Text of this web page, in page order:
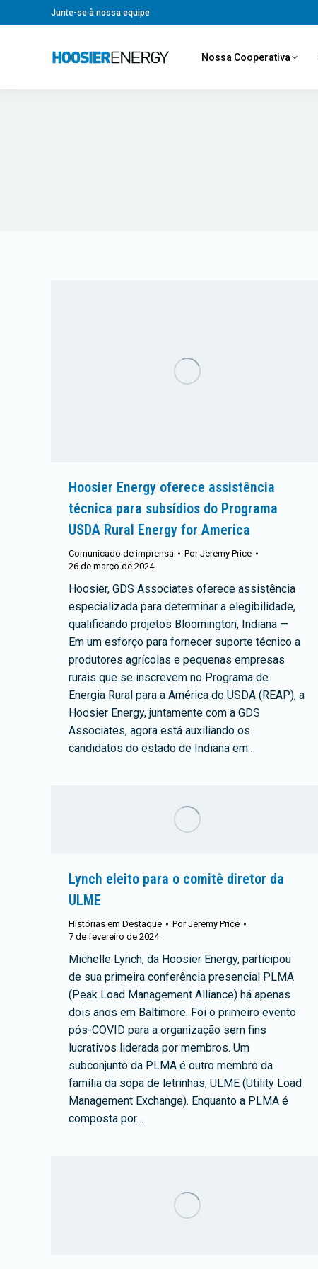
Junte-se à nossa equipe
Nossa Cooperativa
Hoosier Energy oferece assistência
técnica para subsídios do Programa
USDA Rural Energy for America
Comunicado de imprensa PorJeremy Price
26 de março de 2024
Hoosier, GDS Associates oferece assistência
especializada para determinar a elegibilidade,
qualificando projetos Bloomington, Indiana —
Em um esforço para fornecer suporte técnico a
produtores agrícolas e pequenas empresas
rurais que se inscrevem no Programa de
Energia Rural para a América do USDA (REAP), a
Hoosier Energy, juntamente com a GDS
Associates, agora está auxiliando os
candidatos do estado de Indiana em…
Lynch eleito para o comitê diretor da
ULME
Histórias em Destaque PorJeremy Price
7 de fevereiro de 2024
Michelle Lynch, da Hoosier Energy, participou
de sua primeira conferência presencial PLMA
(Peak Load Management Alliance) há apenas
dois anos em Baltimore. Foi o primeiro evento
pós-COVID para a organização sem fins
lucrativos liderada por membros. Um
subconjunto da PLMA é outro membro da
família da sopa de letrinhas, ULME (Utility Load
Management Exchange). Enquanto a PLMA é
composta por…